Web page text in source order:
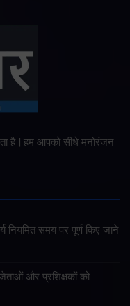
है | हम आपको सीधे मनोरंजन
नियमित समय पर पूर्ण किए जाने
और प्रशिक्षकों को